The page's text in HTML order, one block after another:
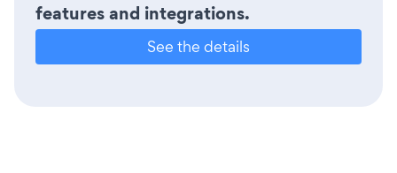
features and integrations.
See the details